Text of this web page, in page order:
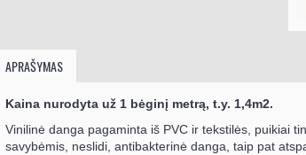
Pavyzdžiui,
APRAŠYMAS
Kaina nurodyta už 1 bėginį metrą, t.y. 1,4m2.
Vinilinė danga pagaminta iš PVC ir tekstilės, puikiai
savybėmis, neslidi, antibakterinė danga, taip pat